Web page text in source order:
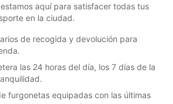
aquí para satisfacer todas tus
en la ciudad.
de recogida y devolución para
las 24 horas del día, los 7 días de la
furgonetas equipadas con las últimas